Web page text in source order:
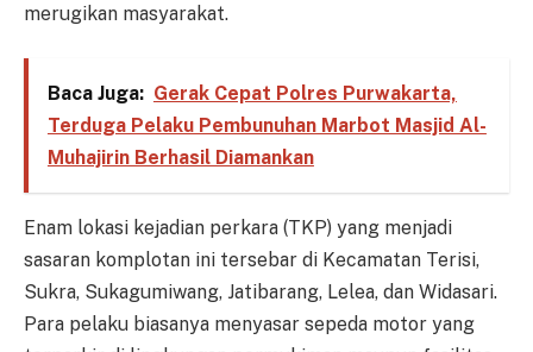
merugikan masyarakat.
Baca Juga: Gerak Cepat Polres Purwakarta,
Terduga Pelaku Pembunuhan Marbot Masjid Al-
Muhajirin Berhasil Diamankan
Enam lokasi kejadian perkara (TKP) yang menjadi
sasaran komplotan ini tersebar di Kecamatan Terisi,
Sukra, Sukagumiwang, Jatibarang, Lelea, dan Widasari.
Para pelaku biasanya menyasar sepeda motor yang